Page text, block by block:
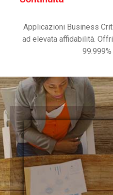
Applicazioni Business
ad elevata affidabilità.